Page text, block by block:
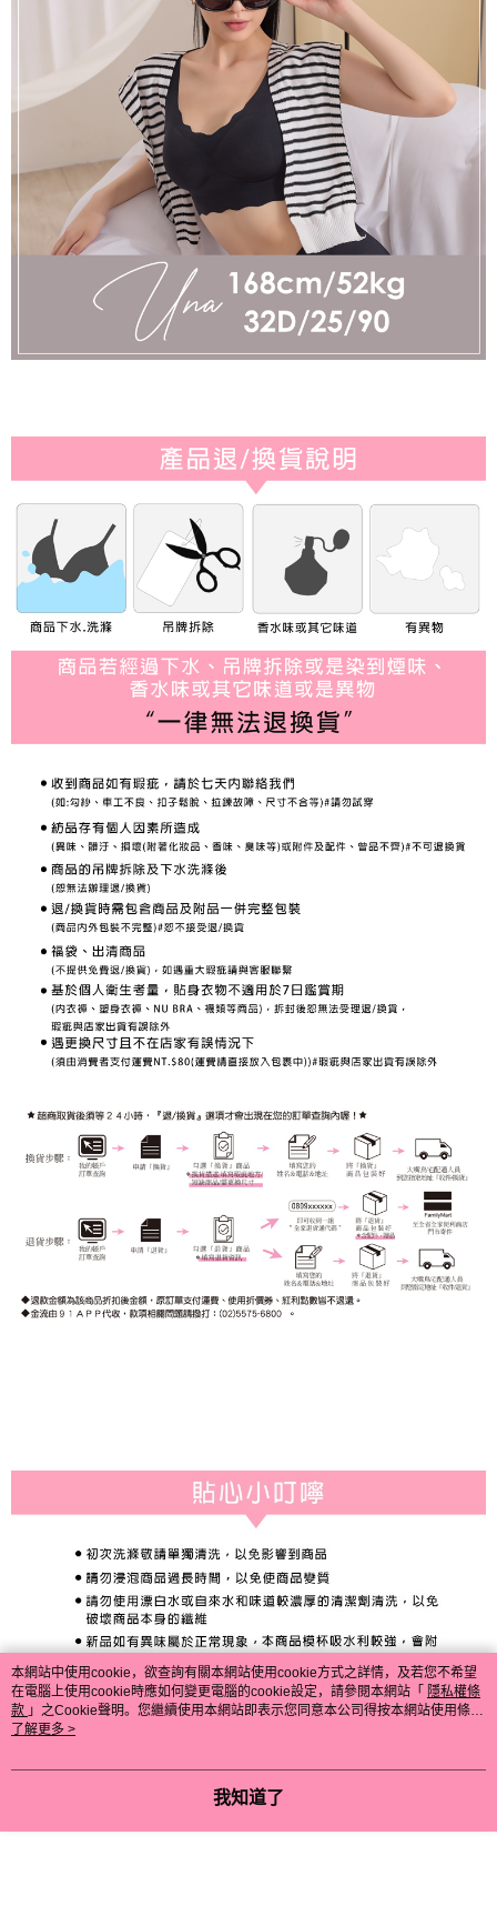
本網站中使用cookie，欲查詢有關本網站使用cookie方式之詳情，及若您不希望
在電腦上使用cookie時應如何變更電腦的cookie設定，請參閱本網站「 隱私權條
款 」之Cookie聲明。您繼續使用本網站即表示您同意本公司得按本網站使用條款
之Cookie聲明使用cookie。
了解更多 >
我知道了